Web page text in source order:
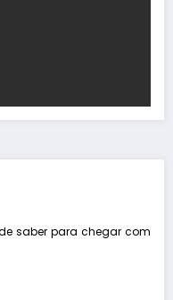
saber para chegar com